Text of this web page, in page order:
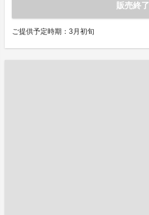
販売終了
ご提供予定時期：3月初旬